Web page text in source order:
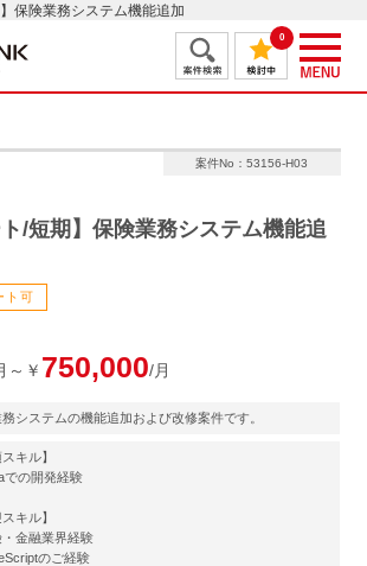
保険業務システム機能追加
0
案件No：53156-H03
ト/短期】保険業務システム機能追
ト可
～￥ 750,000/月
システムの機能追加および改修案件です。
スキル】
の開発経験
スキル】
金融業界経験
のご経験